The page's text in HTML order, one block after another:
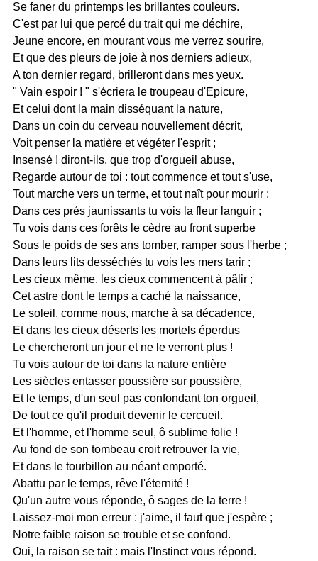
Se faner du printemps les brillantes couleurs.
C'est par lui que percé du trait qui me déchire,
Jeune encore, en mourant vous me verrez sourire,
Et que des pleurs de joie à nos derniers adieux,
A ton dernier regard, brilleront dans mes yeux.
" Vain espoir ! " s'écriera le troupeau d'Epicure,
Et celui dont la main disséquant la nature,
Dans un coin du cerveau nouvellement décrit,
Voit penser la matière et végéter l'esprit ;
Insensé ! diront-ils, que trop d'orgueil abuse,
Regarde autour de toi : tout commence et tout s'use,
Tout marche vers un terme, et tout naît pour mourir ;
Dans ces prés jaunissants tu vois la fleur languir ;
Tu vois dans ces forêts le cèdre au front superbe
Sous le poids de ses ans tomber, ramper sous l'herbe ;
Dans leurs lits desséchés tu vois les mers tarir ;
Les cieux même, les cieux commencent à pâlir ;
Cet astre dont le temps a caché la naissance,
Le soleil, comme nous, marche à sa décadence,
Et dans les cieux déserts les mortels éperdus
Le chercheront un jour et ne le verront plus !
Tu vois autour de toi dans la nature entière
Les siècles entasser poussière sur poussière,
Et le temps, d'un seul pas confondant ton orgueil,
De tout ce qu'il produit devenir le cercueil.
Et l'homme, et l'homme seul, ô sublime folie !
Au fond de son tombeau croit retrouver la vie,
Et dans le tourbillon au néant emporté.
Abattu par le temps, rêve l'éternité !
Qu'un autre vous réponde, ô sages de la terre !
Laissez-moi mon erreur : j'aime, il faut que j'espère ;
Notre faible raison se trouble et se confond.
Oui, la raison se tait : mais l'Instinct vous répond.